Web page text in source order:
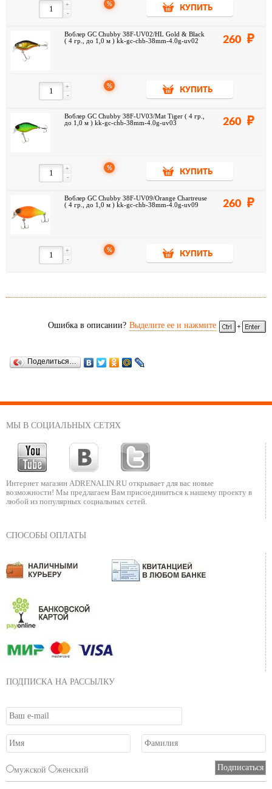
-
+ %
КУПИТЬ
Воблер GC Chubby 38F-UV02/HL Gold & Black
( 4 гр., до 1,0 м ) kk-gc-chb-38mm-4.0g-uv02
260
-
+ %
КУПИТЬ
Воблер GC Chubby 38F-UV03/Mat Tiger ( 4 гр.,
до 1,0 м ) kk-gc-chb-38mm-4.0g-uv03
260
-
+ %
КУПИТЬ
Воблер GC Chubby 38F-UV09/Orange Chartreuse
( 4 гр., до 1,0 м ) kk-gc-chb-38mm-4.0g-uv09
260
-
+ %
КУПИТЬ
Ошибка в описании? Выделите ее и нажмите
Поделиться…
МЫ В СОЦИАЛЬНЫХ СЕТЯХ
Интернет магазин ADRENALIN.RU открывает для вас новые
возможности! Мы предлагаем Вам присоединиться к нашему проекту в
любой из популярных социальных сетей.
СПОСОБЫ ОПЛАТЫ
ПОДПИСКА НА РАССЫЛКУ
мужской женский